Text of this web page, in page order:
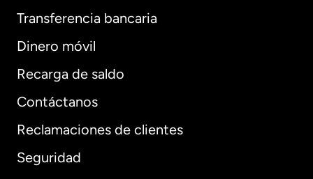
Transferencia bancaria
Dinero móvil
Recarga de saldo
Contáctanos
Reclamaciones de clientes
Seguridad